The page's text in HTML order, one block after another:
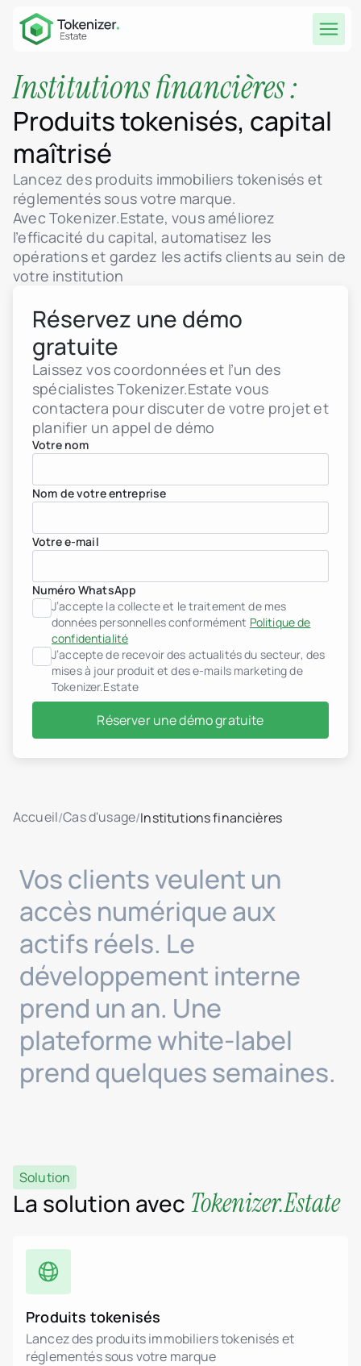
Institutions financières :
Produits tokenisés, capital
maîtrisé
Lancez des produits immobiliers tokenisés et
réglementés sous votre marque.
Avec Tokenizer.Estate, vous améliorez
l’efficacité du capital, automatisez les
opérations et gardez les actifs clients au sein de
votre institution
Réservez une démo
gratuite
Laissez vos coordonnées et l’un des
spécialistes Tokenizer.Estate vous
contactera pour discuter de votre projet et
planifier un appel de démo
Votre nom
Nom de votre entreprise
Votre e-mail
Numéro WhatsApp
J’accepte la collecte et le traitement de mes
données personnelles conformément Politique de
confidentialité
J’accepte de recevoir des actualités du secteur, des
mises à jour produit et des e-mails marketing de
Tokenizer.Estate
Réserver une démo gratuite
Accueil/Cas d'usage/Institutions financières
Vos clients veulent un
accès numérique aux
actifs réels. Le
développement interne
prend un an. Une
plateforme white-label
prend quelques semaines.
Solution
La solution avec Tokenizer.Estate
Produits tokenisés
Lancez des produits immobiliers tokenisés et
réglementés sous votre marque